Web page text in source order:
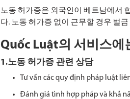
노동 허가증은 외국인이 베트남에서
다. 노동 허가증 없이 근무할 경우 벌
Quốc Luật의 서비스에
1.노동 허가증 관련 상담
Tư vấn các quy định pháp luật
Đánh giá tình hợp pháp và khả